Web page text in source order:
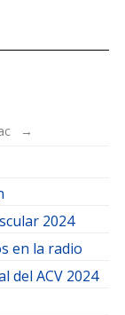
→
2024
en la radio
del ACV 2024